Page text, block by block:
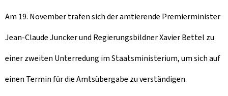
Am 19. November trafen sich der amtierende Premierminister
Jean-Claude Juncker und Regierungsbildner Xavier Bettel zu
einer zweiten Unterredung im Staatsministerium, um sich auf
einen Termin für die Amtsübergabe zu verständigen.